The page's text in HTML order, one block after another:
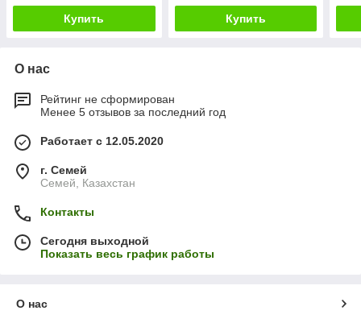
Купить Купить
О нас
Рейтинг не сформирован
Менее 5 отзывов за последний год
Работает с 12.05.2020
г. Семей
Семей, Казахстан
Контакты
Сегодня выходной
Показать весь график работы
О нас